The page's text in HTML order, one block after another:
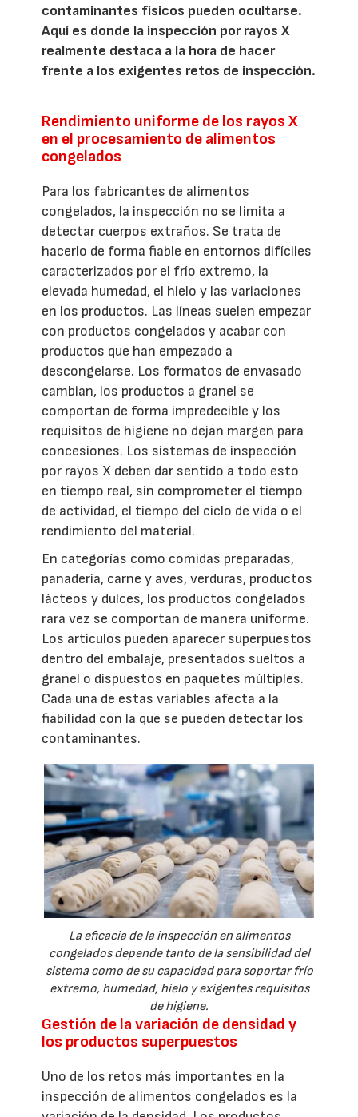
contaminantes físicos pueden ocultarse.
Aquí es donde la inspección por rayos X
realmente destaca a la hora de hacer
frente a los exigentes retos de inspección.
Rendimiento uniforme de los rayos X
en el procesamiento de alimentos
congelados
Para los fabricantes de alimentos
congelados, la inspección no se limita a
detectar cuerpos extraños. Se trata de
hacerlo de forma fiable en entornos difíciles
caracterizados por el frío extremo, la
elevada humedad, el hielo y las variaciones
en los productos. Las líneas suelen empezar
con productos congelados y acabar con
productos que han empezado a
descongelarse. Los formatos de envasado
cambian, los productos a granel se
comportan de forma impredecible y los
requisitos de higiene no dejan margen para
concesiones. Los sistemas de inspección
por rayos X deben dar sentido a todo esto
en tiempo real, sin comprometer el tiempo
de actividad, el tiempo del ciclo de vida o el
rendimiento del material.
En categorías como comidas preparadas,
panadería, carne y aves, verduras, productos
lácteos y dulces, los productos congelados
rara vez se comportan de manera uniforme.
Los artículos pueden aparecer superpuestos
dentro del embalaje, presentados sueltos a
granel o dispuestos en paquetes múltiples.
Cada una de estas variables afecta a la
fiabilidad con la que se pueden detectar los
contaminantes.
La eficacia de la inspección en alimentos
congelados depende tanto de la sensibilidad del
sistema como de su capacidad para soportar frío
extremo, humedad, hielo y exigentes requisitos
de higiene.
Gestión de la variación de densidad y
los productos superpuestos
Uno de los retos más importantes en la
inspección de alimentos congelados es la